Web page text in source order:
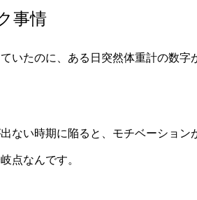
事情
いたのに、ある日突然体重計の数字
ない時期に陥ると、モチベーション
点なんです。